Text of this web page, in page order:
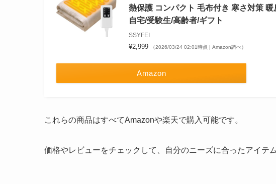
熱保護 コンパクト 毛布付き 寒さ対策
自宅/受験生/高齢者/ギフト
SSYFEI
¥2,999 （2026/03/24 02:01時点 | Amazon調べ）
Amazon
これらの商品はすべてAmazonや楽天で購入可能です。
価格やレビューをチェックして、自分のニーズに合ったアイテ